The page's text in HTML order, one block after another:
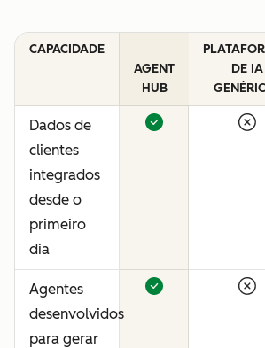
CAPACIDADE
AGENT
HUB
DE IA
Dados de
clientes
integrados
desde o
primeiro
dia
Agentes
desenvolvidos
para gerar